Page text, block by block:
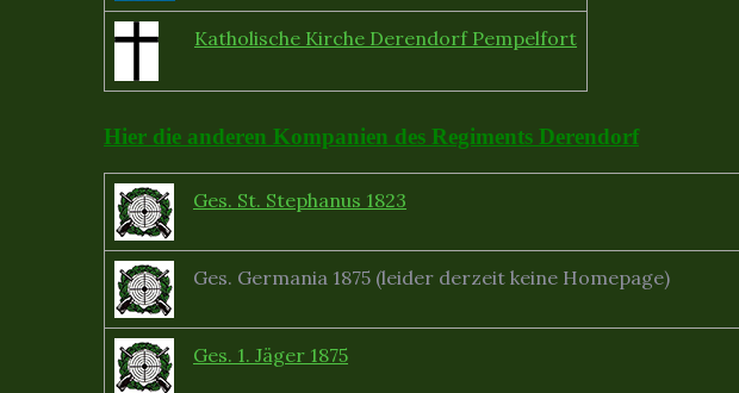
Katholische Kirche Derendorf Pempelfort
Hier die anderen Kompanien des Regiments Derendorf
Ges. St. Stephanus 1823
Ges. Germania 1875 (leider derzeit keine Homepage)
Ges. 1. Jäger 1875